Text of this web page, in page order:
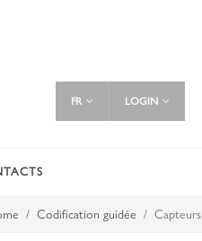
FR LOGIN
Codification guidée Capteurs